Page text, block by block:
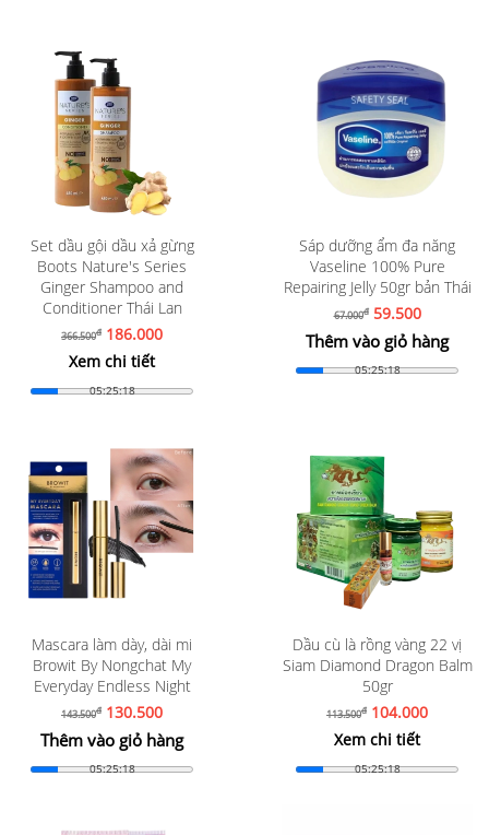
Set dầu gội dầu xả gừng
Boots Nature's Series
Ginger Shampoo and
Conditioner Thái Lan
366.500đ 186.000
Xem chi tiết
05:25:16
Sáp dưỡng ẩm đa năng
Vaseline 100% Pure
Repairing Jelly 50gr bản Thái
67.000đ59.500
Thêm vào giỏ hàng
05:25:16
Mascara làm dày, dài mi
Browit By Nongchat My
Everyday Endless Night
143.500đ 130.500
Thêm vào giỏ hàng
05:25:16
Dầu cù là rồng vàng 22 vị
Siam Diamond Dragon Balm
50gr
113.500đ 104.000
Xem chi tiết
05:25:16